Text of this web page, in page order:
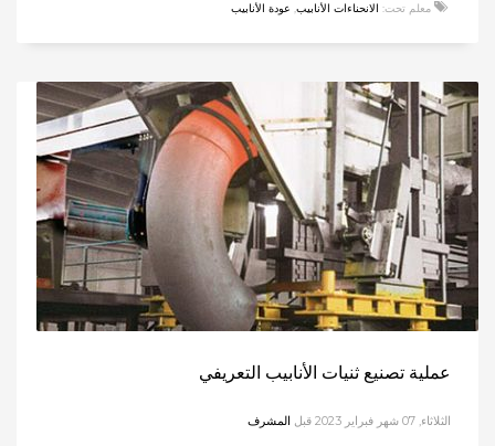
معلم تحت: الانحناءات الأنابيب, عودة الأنابيب
عملية تصنيع ثنيات الأنابيب التعريفي
الثلاثاء, 07 شهر فبراير 2023 قبل المشرف